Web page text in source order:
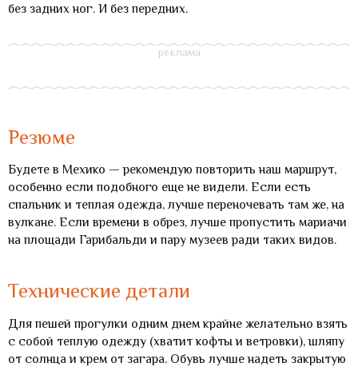
без задних ног. И без передних.
Резюме
Будете в Мехико — рекомендую повторить наш маршрут,
особенно если подобного еще не видели. Если есть
спальник и теплая одежда, лучше переночевать там же, на
вулкане. Если времени в обрез, лучше пропустить мариачи
на площади Гарибальди и пару музеев ради таких видов.
Технические детали
Для пешей прогулки одним днем крайне желательно взять
с собой теплую одежду (хватит кофты и ветровки), шляпу
от солнца и крем от загара. Обувь лучше надеть закрытую